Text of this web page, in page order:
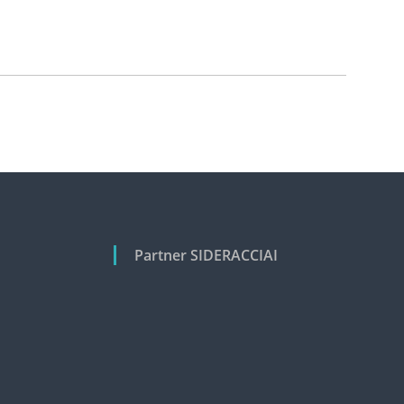
Partner SIDERACCIAI